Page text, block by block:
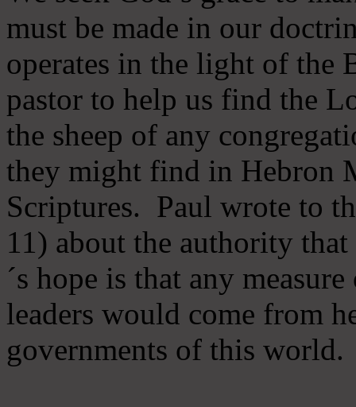
must be made in our
operates in the light of the
pastor to help us find the
the sheep of any
they might find in Hebron
Scriptures. Paul wrote to
11) about the authority
´s hope is that any
leaders would come from
governments of this world.